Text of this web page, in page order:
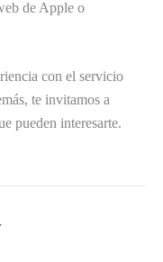
de Apple o
con el servicio
te invitamos a
pueden interesarte.